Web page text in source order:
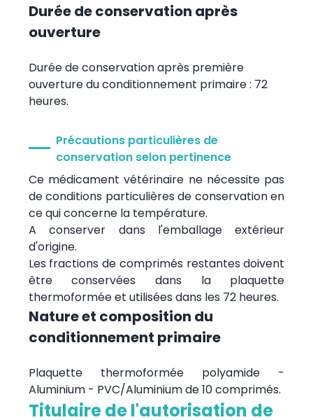
Durée de conservation après
ouverture
Durée de conservation après première
ouverture du conditionnement primaire : 72
heures.
Précautions particulières de
conservation selon pertinence
Ce médicament vétérinaire ne nécessite pas
de conditions particulières de conservation en
ce qui concerne la température.
A conserver dans l'emballage extérieur
d'origine.
Les fractions de comprimés restantes doivent
être conservées dans la plaquette
thermoformée et utilisées dans les 72 heures.
Nature et composition du
conditionnement primaire
Plaquette thermoformée polyamide -
Aluminium - PVC/Aluminium de 10 comprimés.
Titulaire de l'autorisation de